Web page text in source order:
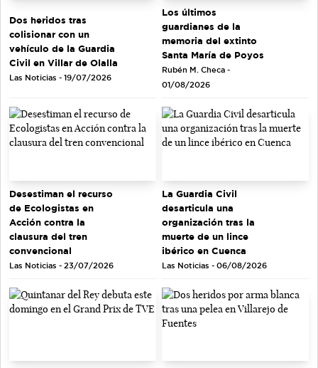
Dos heridos tras
colisionar con un
vehículo de la Guardia
Civil en Villar de Olalla
Las Noticias - 19/07/2026
Los últimos
guardianes de la
memoria del extinto
Santa María de Poyos
Rubén M. Checa -
01/08/2026
Desestiman el recurso
de Ecologistas en
Acción contra la
clausura del tren
convencional
Las Noticias - 23/07/2026
La Guardia Civil
desarticula una
organización tras la
muerte de un lince
ibérico en Cuenca
Las Noticias - 06/08/2026